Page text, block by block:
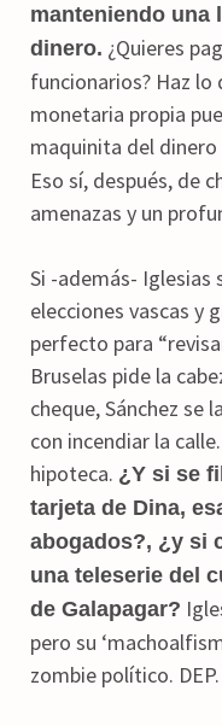
manteniendo una
dinero. ¿Quieres
funcionarios? Haz
monetaria propia
maquinita del dinero
Eso sí, después, de
amenazas y un
Si -además- Iglesias
elecciones vascas y
perfecto para
Bruselas pide la
cheque, Sánchez se
con incendiar la
hipoteca. ¿Y si se
tarjeta de Dina,
abogados?, ¿y si
una teleserie del
de Galapagar?
pero su
zombie político. DEP.